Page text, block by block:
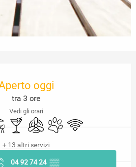
oggi
tra 3 ore
Vedi gli orari
Bar / Bar di ristoro
Aria condizionata
Animali ammessi
Wi-Fi
+ 13 altri servizi
04 92 74 24 ▒▒